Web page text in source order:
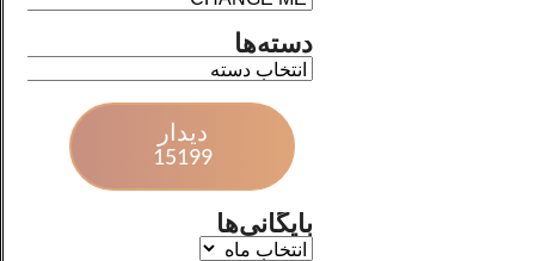
دسته‌ها
دیدار
15199
بایگانی‌ها